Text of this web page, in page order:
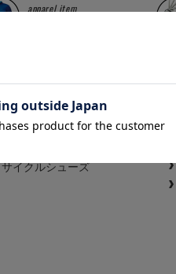
apparel item
アイウェア
スポーツウォッチ
サイクルシューズ